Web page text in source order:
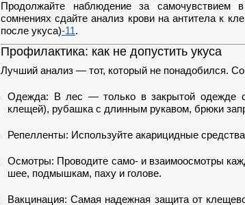
Продолжайте наблюдение за
сомнениях сдайте анализ крови на антитела к
после укуса)-11.
Профилактика: как не допустить укуса
Лучший анализ — тот, который не понадобился.
Одежда: В лес — только в закрытой одежде
клещей), рубашка с длинным рукавом, брюки
Репелленты: Используйте акарицидные
Осмотры: Проводите само- и взаимоосмотры
шее, подмышкам, паху и голове.
Вакцинация: Самая надежная защита от